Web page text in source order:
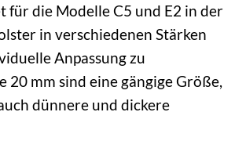
für die Modelle C5 und E2 in der
in verschiedenen Stärken
Anpassung zu
20 mm sind eine gängige Größe,
dünnere und dickere